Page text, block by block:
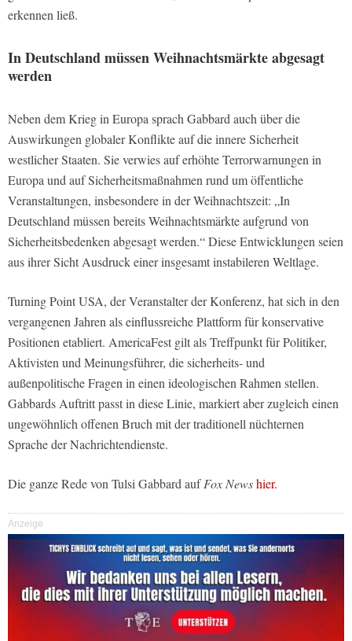
erkennen ließ.
In Deutschland müssen Weihnachtsmärkte abgesagt
werden
Neben dem Krieg in Europa sprach Gabbard auch über die
Auswirkungen globaler Konflikte auf die innere Sicherheit
westlicher Staaten. Sie verwies auf erhöhte Terrorwarnungen in
Europa und auf Sicherheitsmaßnahmen rund um öffentliche
Veranstaltungen, insbesondere in der Weihnachtszeit: „In
Deutschland müssen bereits Weihnachtsmärkte aufgrund von
Sicherheitsbedenken abgesagt werden.“ Diese Entwicklungen seien
aus ihrer Sicht Ausdruck einer insgesamt instabileren Weltlage.
Turning Point USA, der Veranstalter der Konferenz, hat sich in den
vergangenen Jahren als einflussreiche Plattform für konservative
Positionen etabliert. AmericaFest gilt als Treffpunkt für Politiker,
Aktivisten und Meinungsführer, die sicherheits- und
außenpolitische Fragen in einen ideologischen Rahmen stellen.
Gabbards Auftritt passt in diese Linie, markiert aber zugleich einen
ungewöhnlich offenen Bruch mit der traditionell nüchternen
Sprache der Nachrichtendienste.
Die ganze Rede von Tulsi Gabbard aufFox Newshier.
Anzeige